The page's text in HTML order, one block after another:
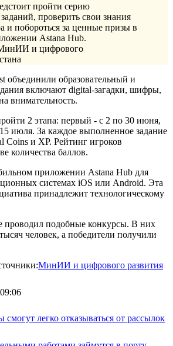
пройти серию
проверить свои знания
и побороться за ценные призы в
Astana Hub.
и цифрового
объединили образовательный и
включают digital-загадки, шифры,
внимательность.
2 этапа: первый - с 2 по 30 июня,
июля. За каждое выполненное задание
Coins и XP. Рейтинг игроков
количества баллов.
приложении Astana Hub для
системах iOS или Android. Эта
принадлежит технологическому
проводил подобные конкурсы. В них
человек, а победители получили
МинИИ и цифрового развития
смогут легко отказываться от рассылок